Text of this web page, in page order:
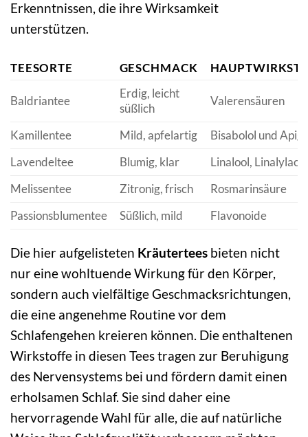
Erkenntnissen, die ihre Wirksamkeit
unterstützen.
TEESORTE GESCHMACK
Baldriantee
Erdig, leicht
süßlich
Valerensäuren
Kamillentee Mild, apfelartig
Bisabolol und
Lavendeltee
Blumig, klar
Linalool,
Melissentee
Zitronig, frisch
Rosmarinsäure
Passionsblumentee
Süßlich, mild Flavonoide
Die hier aufgelisteten Kräutertees bieten nicht
nur eine wohltuende Wirkung für den Körper,
sondern auch vielfältige Geschmacksrichtungen,
die eine angenehme Routine vor dem
Schlafengehen kreieren können. Die enthaltenen
Wirkstoffe in diesen Tees tragen zur Beruhigung
des Nervensystems bei und fördern damit einen
erholsamen Schlaf. Sie sind daher eine
hervorragende Wahl für alle, die auf natürliche